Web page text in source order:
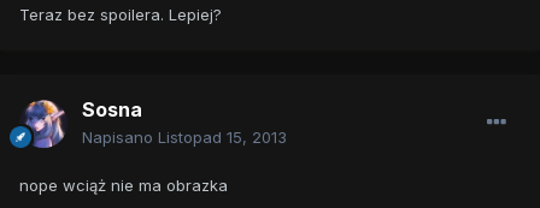
Teraz bez spoilera. Lepiej?
Sosna
Napisano Listopad 15, 2013
nope wciąż nie ma obrazka